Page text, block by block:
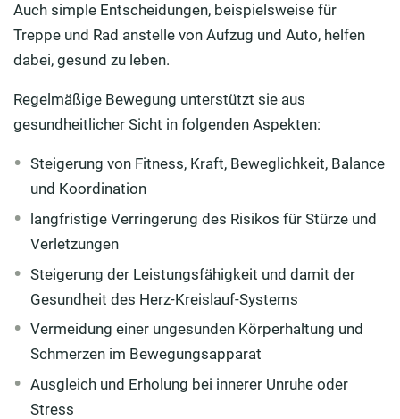
Auch simple Entscheidungen, beispielsweise für
Treppe und Rad anstelle von Aufzug und Auto, helfen
dabei, gesund zu leben.
Regelmäßige Bewegung unterstützt sie aus
gesundheitlicher Sicht in folgenden Aspekten:
Steigerung von Fitness, Kraft, Beweglichkeit, Balance
und Koordination
langfristige Verringerung des Risikos für Stürze und
Verletzungen
Steigerung der Leistungsfähigkeit und damit der
Gesundheit des Herz-Kreislauf-Systems
Vermeidung einer ungesunden Körperhaltung und
Schmerzen im Bewegungsapparat
Ausgleich und Erholung bei innerer Unruhe oder
Stress